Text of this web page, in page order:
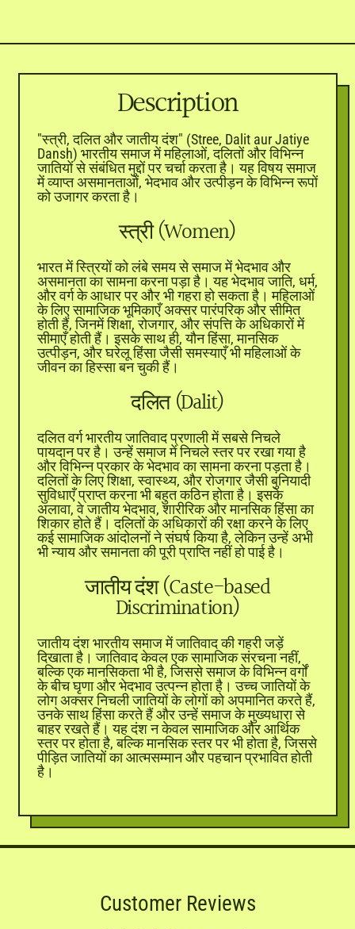
Description
"स्त्री, दलित और जातीय दंश" (Stree, Dalit aur Jatiye
Dansh) भारतीय समाज में महिलाओं, दलितों और विभिन्न
जातियों से संबंधित मुद्दों पर चर्चा करता है। यह विषय समाज
में व्याप्त असमानताओं, भेदभाव और उत्पीड़न के विभिन्न रूपों
को उजागर करता है।
स्त्री (Women)
भारत में स्त्रियों को लंबे समय से समाज में भेदभाव और
असमानता का सामना करना पड़ा है। यह भेदभाव जाति, धर्म,
और वर्ग के आधार पर और भी गहरा हो सकता है। महिलाओं
के लिए सामाजिक भूमिकाएँ अक्सर पारंपरिक और सीमित
होती हैं, जिनमें शिक्षा, रोजगार, और संपत्ति के अधिकारों में
सीमाएँ होती हैं। इसके साथ ही, यौन हिंसा, मानसिक
उत्पीड़न, और घरेलू हिंसा जैसी समस्याएँ भी महिलाओं के
जीवन का हिस्सा बन चुकी हैं।
दलित (Dalit)
दलित वर्ग भारतीय जातिवाद प्रणाली में सबसे निचले
पायदान पर है। उन्हें समाज में निचले स्तर पर रखा गया है
और विभिन्न प्रकार के भेदभाव का सामना करना पड़ता है।
दलितों के लिए शिक्षा, स्वास्थ्य, और रोजगार जैसी बुनियादी
सुविधाएँ प्राप्त करना भी बहुत कठिन होता है। इसके
अलावा, वे जातीय भेदभाव, शारीरिक और मानसिक हिंसा का
शिकार होते हैं। दलितों के अधिकारों की रक्षा करने के लिए
कई सामाजिक आंदोलनों ने संघर्ष किया है, लेकिन उन्हें अभी
भी न्याय और समानता की पूरी प्राप्ति नहीं हो पाई है।
जातीय दंश (Caste-based
Discrimination)
जातीय दंश भारतीय समाज में जातिवाद की गहरी जड़ें
दिखाता है। जातिवाद केवल एक सामाजिक संरचना नहीं,
बल्कि एक मानसिकता भी है, जिससे समाज के विभिन्न वर्गों
के बीच घृणा और भेदभाव उत्पन्न होता है। उच्च जातियों के
लोग अक्सर निचली जातियों के लोगों को अपमानित करते हैं,
उनके साथ हिंसा करते हैं और उन्हें समाज के मुख्यधारा से
बाहर रखते हैं। यह दंश न केवल सामाजिक और आर्थिक
स्तर पर होता है, बल्कि मानसिक स्तर पर भी होता है, जिससे
पीड़ित जातियों का आत्मसम्मान और पहचान प्रभावित होती
है।
Customer Reviews